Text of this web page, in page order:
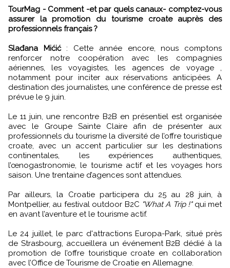
TourMag - Comment -et par quels canaux- comptez-vous
assurer la promotion du tourisme croate auprès des
professionnels français ?
Slađana Mićić: Cette année encore, nous comptons
renforcer notre coopération avec les compagnies
aériennes, les voyagistes, les agences de voyage ,
notamment pour inciter aux réservations anticipées. A
destination des journalistes, une conférence de presse est
prévue le 9 juin.
Le 11 juin, une rencontre B2B en présentiel est organisée
avec le Groupe Sainte Claire afin de présenter aux
professionnels du tourisme la diversité de l’offre touristique
croate, avec un accent particulier sur les destinations
continentales, les expériences authentiques,
l’œnogastronomie, le tourisme actif et les voyages hors
saison. Une trentaine d’agences sont attendues.
Par ailleurs, la Croatie participera du 25 au 28 juin, à
Montpellier, au festival outdoor B2C "What A Trip !"qui met
en avant l’aventure et le tourisme actif.
Le 24 juillet, le parc d'attractions Europa-Park, situé près
de Strasbourg, accueillera un événement B2B dédié à la
promotion de l’offre touristique croate en collaboration
avec l’Office de Tourisme de Croatie en Allemagne.